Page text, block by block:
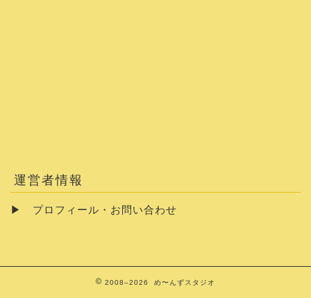
運営者情報
▶ プロフィール・お問い合わせ
2008–2026 め〜んずスタジオ